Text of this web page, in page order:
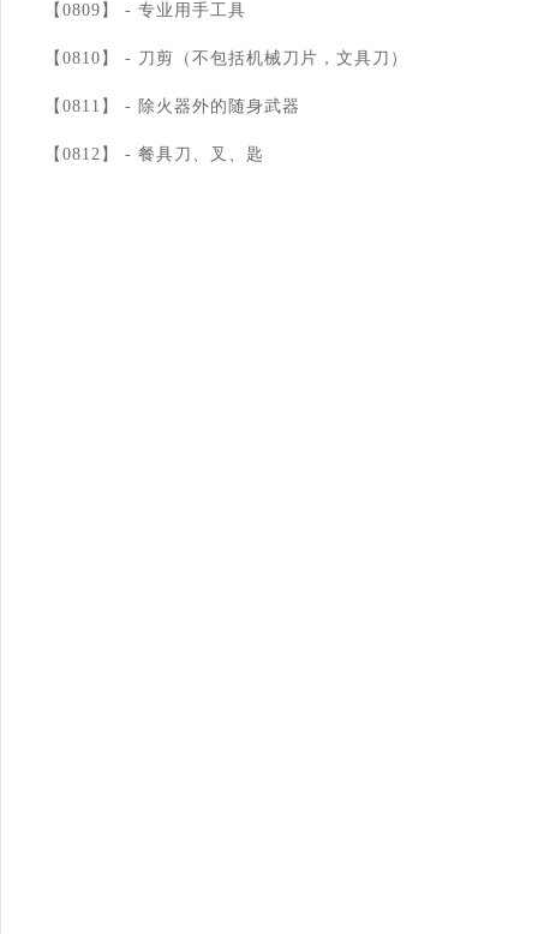
【0809】 - 专业用手工具
【0810】 - 刀剪（不包括机械刀片，文具刀）
【0811】 - 除火器外的随身武器
【0812】 - 餐具刀、叉、匙